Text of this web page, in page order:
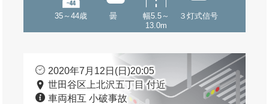
35～44歳 曇
幅5.5～
13.0m
３灯式信号
2020年7月12日(日)20:05
世田谷区上北沢五丁目 付近
車両相互 小破事故